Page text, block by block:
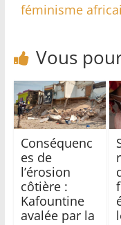
féminisme
Vous
Conséquenc
es de
l’érosion
côtière :
Kafountine
avalée par la